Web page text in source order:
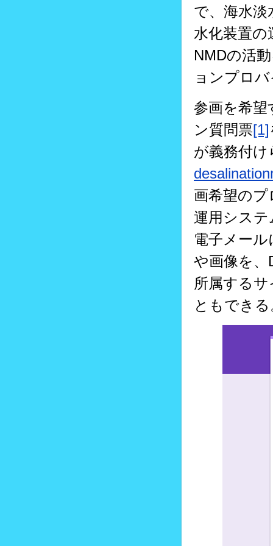
で、海水
水化装置
NMDの活
ョンプロ
参画を希
ン質問票[1]
が義務付
画希望の
運用シス
電子メー
や画像を、
所属する
ともできる